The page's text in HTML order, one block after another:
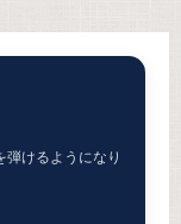
弾けるようになり